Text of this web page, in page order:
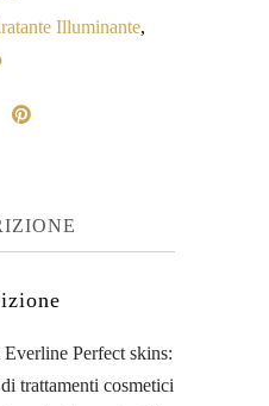
Illuminante,
Perfect skins:
trattamenti cosmetici